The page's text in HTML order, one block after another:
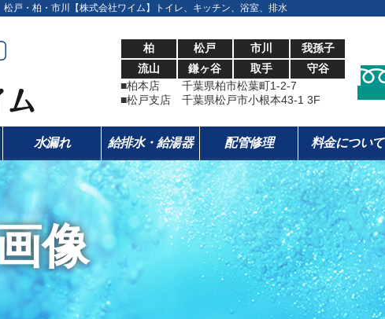
戸・柏・市川【株式会社ワイム】トイレ、キッチン、浴室、排水
柏 松戸 市川
我孫子
流山
鎌ヶ谷 取手
守谷
■柏本店 千葉県柏市松葉町1-2-7
■松戸支店 千葉県松戸市小根本43-1 3F
水漏れ 給排水・給湯器 配管修理 料金について
像